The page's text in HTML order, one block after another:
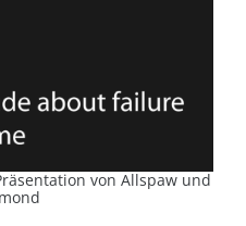
von Allspaw und